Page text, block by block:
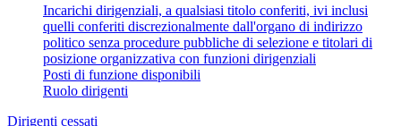
Incarichi dirigenziali, a qualsiasi titolo conferiti, ivi inclusi
quelli conferiti discrezionalmente dall'organo di indirizzo
politico senza procedure pubbliche di selezione e titolari di
posizione organizzativa con funzioni dirigenziali
Posti di funzione disponibili
Ruolo dirigenti
Dirigenti cessati